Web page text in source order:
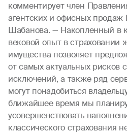
комментирует член
агентских и офисных продаж
Шабанова. — Накопленный в
вековой опыт в страховании
имущества позволяет
от самых актуальных рисков
исключений, а также ряд
могут понадобиться
ближайшее время мы
усовершенствовать
классического страхования